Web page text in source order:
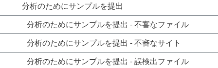
分析のためにサンプルを提出
分析のためにサンプルを提出 - 不審なファイル
分析のためにサンプルを提出 - 不審なサイト
分析のためにサンプルを提出 - 誤検出ファイル